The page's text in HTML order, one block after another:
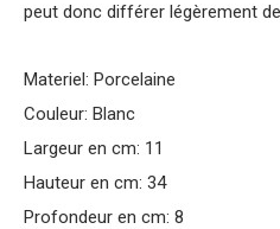
peut donc différer légèrement
Materiel: Porcelaine
Couleur: Blanc
Largeur en cm: 11
Hauteur en cm: 34
Profondeur en cm: 8